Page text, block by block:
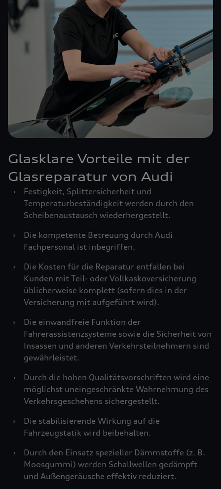
Glasklare Vorteile mit der
Glasreparatur von Audi
›
Festigkeit, Splittersicherheit und
Temperaturbeständigkeit werden durch den
Scheibenaustausch wiederhergestellt.
›
Die kompetente Betreuung durch Audi
Fachpersonal ist inbegriffen.
›
Die Kosten für die Reparatur entfallen bei
Kunden mit Teil- oder Vollkaskoversicherung
üblicherweise komplett (sofern dies in der
Versicherung mit aufgeführt wird).
›
Die einwandfreie Funktion der
Fahrerassistenzsysteme sowie die Sicherheit von
Insassen und anderen Verkehrsteilnehmern sind
gewährleistet.
›
Durch die hohen Qualitätsvorschriften wird eine
möglichst uneingeschränkte Wahrnehmung des
Verkehrsgeschehens sichergestellt.
›
Die stabilisierende Wirkung auf die
Fahrzeugstatik wird beibehalten.
›
Durch den Einsatz spezieller Dämmstoffe (z. B.
Moosgummi) werden Schallwellen gedämpft
und Außengeräusche effektiv reduziert.